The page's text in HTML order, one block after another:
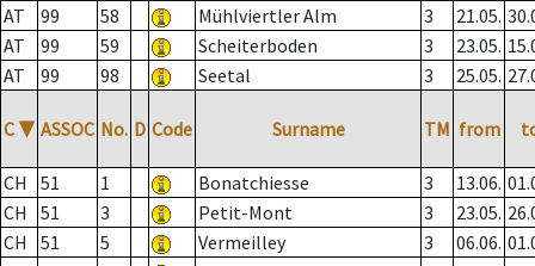
AT
99 58 Mühlviertler Alm 3 21.05.
AT
99 59 Scheiterboden 3 23.05.
AT
99 98 Seetal 3 25.05.
C ▼ ASSOC No. D Code Surname TM from
CH 51 1 Bonatchiesse 3 13.06.
CH
51 3 Petit-Mont 3 23.05.
CH
51 5 Vermeilley 3 06.06.